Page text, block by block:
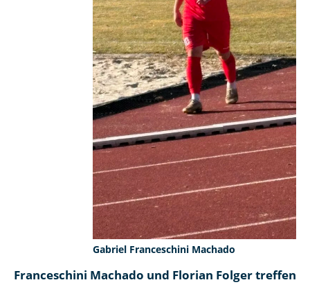
Gabriel Franceschini Machado
Franceschini Machado und Florian Folger treffen